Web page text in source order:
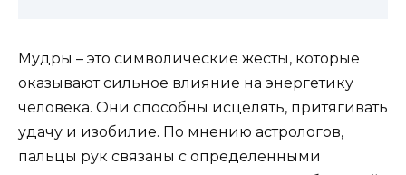
Мудры – это символические жесты, которые
оказывают сильное влияние на энергетику
человека. Они способны исцелять, притягивать
удачу и изобилие. По мнению астрологов,
пальцы рук связаны с определенными